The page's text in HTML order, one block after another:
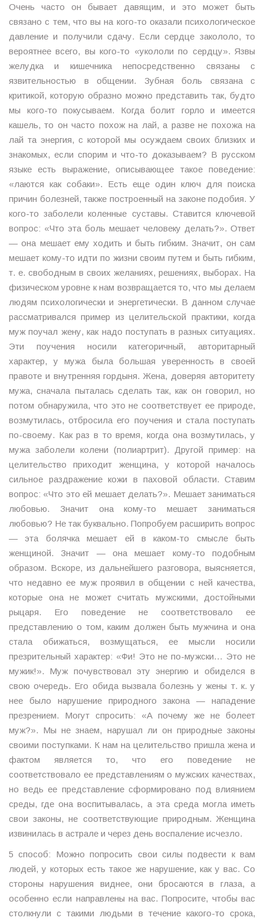
Очень часто он бывает давящим, и это может быть
связано с тем, что вы на кого-то оказали психологическое
давление и получили сдачу. Если сердце закололо, то
вероятнее всего, вы кого-то «укололи по сердцу». Язвы
желудка и кишечника непосредственно связаны с
язвительностью в общении. Зубная боль связана с
критикой, которую образно можно представить так, будто
мы кого-то покусываем. Когда болит горло и имеется
кашель, то он часто похож на лай, а разве не похожа на
лай та энергия, с которой мы осуждаем своих близких и
знакомых, если спорим и что-то доказываем? В русском
языке есть выражение, описывающее такое поведение:
«лаются как собаки». Есть еще один ключ для поиска
причин болезней, также построенный на законе подобия. У
кого-то заболели коленные суставы. Ставится ключевой
вопрос: «Что эта боль мешает человеку делать?». Ответ
— она мешает ему ходить и быть гибким. Значит, он сам
мешает кому-то идти по жизни своим путем и быть гибким,
т. е. свободным в своих желаниях, решениях, выборах. На
физическом уровне к нам возвращается то, что мы делаем
людям психологически и энергетически. В данном случае
рассматривался пример из целительской практики, когда
муж поучал жену, как надо поступать в разных ситуациях.
Эти поучения носили категоричный, авторитарный
характер, у мужа была большая уверенность в своей
правоте и внутренняя гордыня. Жена, доверяя авторитету
мужа, сначала пыталась сделать так, как он говорил, но
потом обнаружила, что это не соответствует ее природе,
возмутилась, отбросила его поучения и стала поступать
по-своему. Как раз в то время, когда она возмутилась, у
мужа заболели колени (полиартрит). Другой пример: на
целительство приходит женщина, у которой началось
сильное раздражение кожи в паховой области. Ставим
вопрос: «Что это ей мешает делать?». Мешает заниматься
любовью. Значит она кому-то мешает заниматься
любовью? Не так буквально. Попробуем расширить вопрос
— эта болячка мешает ей в каком-то смысле быть
женщиной. Значит — она мешает кому-то подобным
образом. Вскоре, из дальнейшего разговора, выясняется,
что недавно ее муж проявил в общении с ней качества,
которые она не может считать мужскими, достойными
рыцаря. Его поведение не соответствовало ее
представлению о том, каким должен быть мужчина и она
стала обижаться, возмущаться, ее мысли носили
презрительный характер: «Фи! Это не по-мужски… Это не
мужик!». Муж почувствовал эту энергию и обиделся в
свою очередь. Его обида вызвала болезнь у жены т. к. у
нее было нарушение природного закона — нападение
презрением. Могут спросить: «А почему же не болеет
муж?». Мы не знаем, нарушал ли он природные законы
своими поступками. К нам на целительство пришла жена и
фактом является то, что его поведение не
соответствовало ее представлениям о мужских качествах,
но ведь ее представление сформировано под влиянием
среды, где она воспитывалась, а эта среда могла иметь
свои законы, не соответствующие природным. Женщина
извинилась в астрале и через день воспаление исчезло.
5 способ: Можно попросить свои силы подвести к вам
людей, у которых есть такое же нарушение, как у вас. Со
стороны нарушения виднее, они бросаются в глаза, а
особенно если направлены на вас. Попросите, чтобы вас
столкнули с такими людьми в течение какого-то срока,